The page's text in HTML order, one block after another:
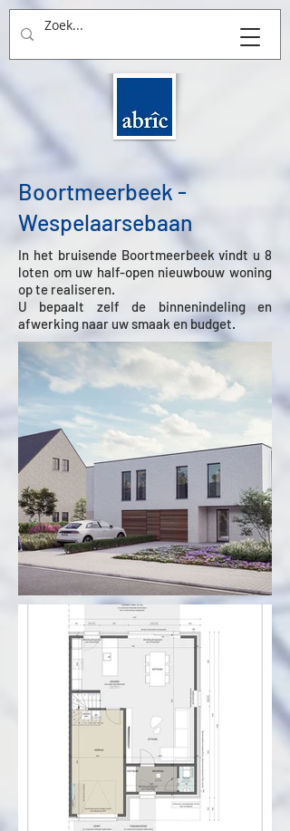
Boortmeerbeek -
Wespelaarsebaan
In het bruisende Boortmeerbeek vindt u 8
loten om uw half-open nieuwbouw woning
op te realiseren.
U bepaalt zelf de binnenindeling en
afwerking naar uw smaak en budget.